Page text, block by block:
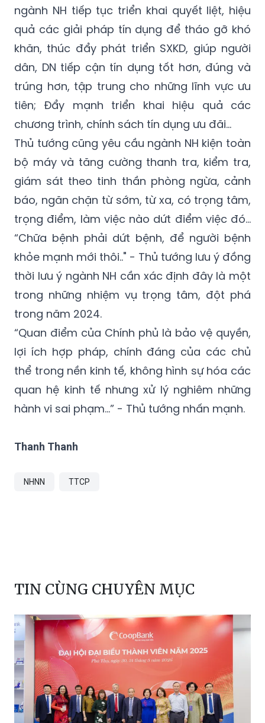
ngành NH tiếp tục triển khai quyết liệt, hiệu
quả các giải pháp tín dụng để tháo gỡ khó
khăn, thúc đẩy phát triển SXKD, giúp người
dân, DN tiếp cận tín dụng tốt hơn, đúng và
trúng hơn, tập trung cho những lĩnh vực ưu
tiên; Đẩy mạnh triển khai hiệu quả các
chương trình, chính sách tín dụng ưu đãi…
Thủ tướng cũng yêu cầu ngành NH kiện toàn
bộ máy và tăng cường thanh tra, kiểm tra,
giám sát theo tinh thần phòng ngừa, cảnh
báo, ngăn chặn từ sớm, từ xa, có trọng tâm,
trọng điểm, làm việc nào dứt điểm việc đó…
“Chữa bệnh phải dứt bệnh, để người bệnh
khỏe mạnh mới thôi.." - Thủ tướng lưu ý đồng
thời lưu ý ngành NH cần xác định đây là một
trong những nhiệm vụ trọng tâm, đột phá
trong năm 2024.
“Quan điểm của Chính phủ là bảo vệ quyền,
lợi ích hợp pháp, chính đáng của các chủ
thể trong nền kinh tế, không hình sự hóa các
quan hệ kinh tế nhưng xử lý nghiêm những
hành vi sai phạm…” - Thủ tướng nhấn mạnh.
Thanh Thanh
NHNN TTCP
TIN CÙNG CHUYÊN MỤC